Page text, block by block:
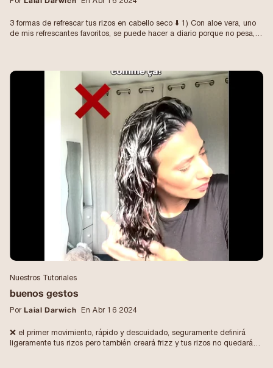
3 formas de refrescar tus rizos en cabello seco ⬇️ 1) Con aloe vera, uno
de mis refrescantes favoritos, se puede hacer a diario porque no pesa,
movido demasiado 👌 3) Con espuma aquí la espuma @aiacurls : la
mejor técnica cuando los rizos están relajados, pero atención: prefiere
un refresco localizado, es decir sólo en los mechones relajados para
evitar el efecto de material. No se debe hacer todos los días. Por mi
parte varío entre estas diferentes técnicas dependiendo de lo que mi
cabello necesita en este momento. A veces no hago nada en absoluto
😊 Pequeños consejos extra para cabellos más secos y porosos: añade
un poco de crema sin aclarado con aloe vera, es mágico y aporta el
extra de nutrición que tu cabello necesita 👌 ¡Tú decides! [traducción al
INGLÉS] 3 formas de refrescar el cabello ondulado/rizado (en cabello
seco): 1) con aloe vera, es perfecto para el día a día, protege el cabello
y potencia la definición de los rizos. Puedes agregar un suero o aceite
de jojoba al final. 2) con suero o aceite de jojoba. Ideal cuando los rizos
aún tienen bonita forma, solo para añadir un poco de protección y
redefinirlos 👌 3) con mousse (aquí @aiacurls mousse): no para todos
los días, perfecto cuando los rizos pierden definición, no lo apliques en
todas partes, solo donde tus rizos están más indefinidos para evitar un
resultado “pegajoso”. Puedes terminar con un serum o aceite de jojoba
👌 #refrescarpelocurly #cabelloondulado #pelo ondulado #puntasrizadas
Nuestros Tutoriales
buenos gestos
Por Laial Darwich En Abr 16 2024
❌ el primer movimiento, rápido y descuidado, seguramente definirá
ligeramente tus rizos pero también creará frizz y tus rizos no quedarán